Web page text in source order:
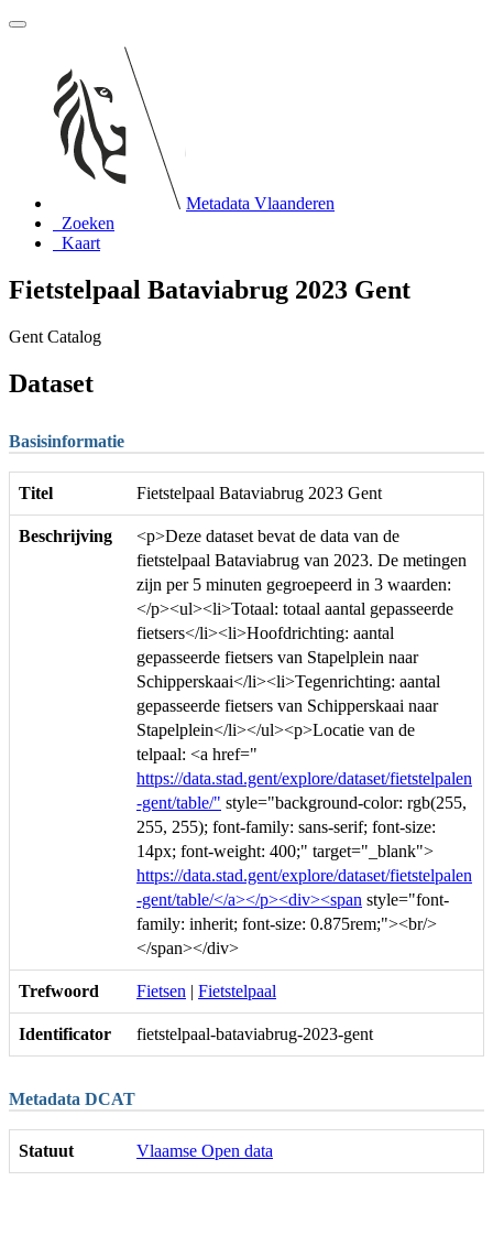
Metadata Vlaanderen
Zoeken
Kaart
Fietstelpaal Bataviabrug 2023 Gent
Gent Catalog
Dataset
Basisinformatie
Titel Fietstelpaal Bataviabrug 2023 Gent
Beschrijving
<p>Deze dataset bevat de data van de
fietstelpaal Bataviabrug van 2023. De metingen
zijn per 5 minuten gegroepeerd in 3 waarden:
</p><ul><li>Totaal: totaal aantal gepasseerde
fietsers</li><li>Hoofdrichting: aantal
gepasseerde fietsers van Stapelplein naar
Schipperskaai</li><li>Tegenrichting: aantal
gepasseerde fietsers van Schipperskaai naar
Stapelplein</li></ul><p>Locatie van de
telpaal: <a href="
https://data.stad.gent/explore/dataset/fietstelpalen
-gent/table/" style="background-color: rgb(255,
255, 255); font-family: sans-serif; font-size:
14px; font-weight: 400;" target="_blank">
https://data.stad.gent/explore/dataset/fietstelpalen
-gent/table/</a></p><div><span style="font-
family: inherit; font-size: 0.875rem;"><br/>
</span></div>
Trefwoord Fietsen | Fietstelpaal
Identificator fietstelpaal-bataviabrug-2023-gent
Metadata DCAT
Statuut Vlaamse Open data